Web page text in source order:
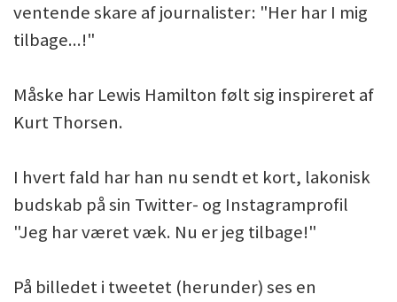
ventende skare af journalister: "Her har I mig
tilbage...!"
Måske har Lewis Hamilton følt sig inspireret af
Kurt Thorsen.
I hvert fald har han nu sendt et kort, lakonisk
budskab på sin Twitter- og Instagramprofil
"Jeg har været væk. Nu er jeg tilbage!"
På billedet i tweetet (herunder) ses en